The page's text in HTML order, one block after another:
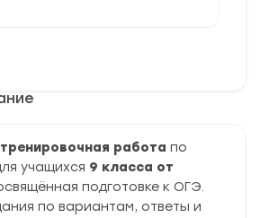
работа по
учащихся 9 класса от
подготовке к ОГЭ.
по вариантам, ответы и
9